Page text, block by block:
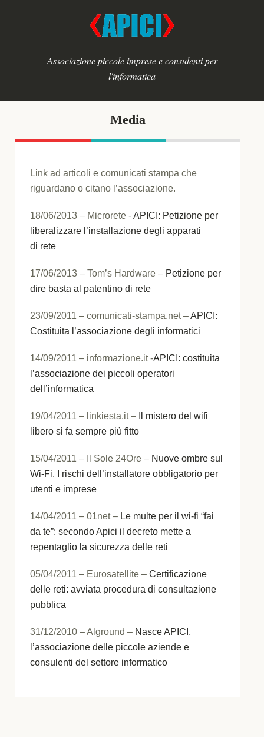
Associazione piccole imprese e consulenti per
l'informatica
Media
Link ad articoli e comunicati stampa che
riguardano o citano l’associazione.
18/06/2013 – Microrete -APICI: Petizione per
liberalizzare l’installazione degli apparati
di rete
17/06/2013 – Tom’s Hardware – Petizione per
dire basta al patentino di rete
23/09/2011 – comunicati-stampa.net –APICI:
Costituita l’associazione degli informatici
14/09/2011 – informazione.it -APICI: costituita
l’associazione dei piccoli operatori
dell’informatica
19/04/2011 – linkiesta.it –
Il mistero del wifi
libero si fa sempre più fitto
15/04/2011 – Il Sole 24Ore – Nuove ombre sul
Wi-Fi. I rischi dell’installatore obbligatorio per
utenti e imprese
14/04/2011 – 01net – Le multe per il wi-fi “fai
da te”: secondo Apici il decreto mette a
repentaglio la sicurezza delle reti
05/04/2011 – Eurosatellite –Certificazione
delle reti: avviata procedura di consultazione
pubblica
31/12/2010 – Alground – Nasce APICI,
l’associazione delle piccole aziende e
consulenti del settore informatico